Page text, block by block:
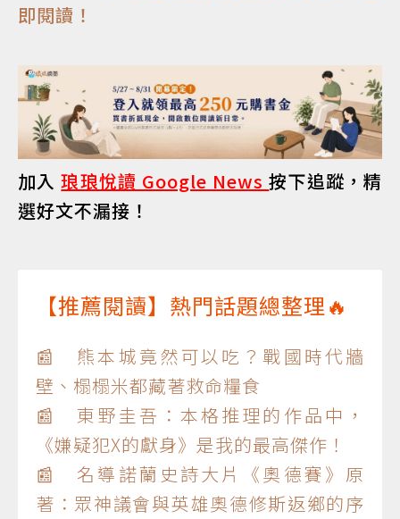
即閱讀！
加入琅琅悅讀 Google News按下追蹤，精
選好文不漏接！
【推薦閱讀】熱門話題總整理🔥
📰 熊本城竟然可以吃？戰國時代牆
壁、榻榻米都藏著救命糧食
📰 東野圭吾：本格推理的作品中，
《嫌疑犯X的獻身》是我的最高傑作！
📰 名導諾蘭史詩大片《奧德賽》原
著：眾神議會與英雄奧德修斯返鄉的序